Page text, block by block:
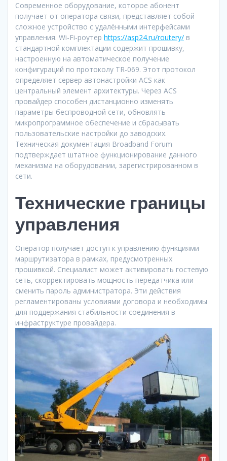
Современное оборудование, которое абонент
получает от оператора связи, представляет собой
сложное устройство с удалёнными интерфейсами
управления. Wi-Fi-роутер https://asp24.ru/routery/ в
стандартной комплектации содержит прошивку,
настроенную на автоматическое получение
конфигураций по протоколу TR-069. Этот протокол
определяет сервер автонастройки ACS как
центральный элемент архитектуры. Через ACS
провайдер способен дистанционно изменять
параметры беспроводной сети, обновлять
микропрограммное обеспечение и сбрасывать
пользовательские настройки до заводских.
Техническая документация Broadband Forum
подтверждает штатное функционирование данного
механизма на оборудовании, зарегистрированном в
сети.
Технические границы
управления
Оператор получает доступ к управлению функциями
маршрутизатора в рамках, предусмотренных
прошивкой. Специалист может активировать гостевую
сеть, скорректировать мощность передатчика или
сменить пароль администратора. Эти действия
регламентированы условиями договора и необходимы
для поддержания стабильности соединения в
инфраструктуре провайдера.